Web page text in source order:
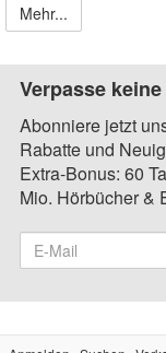
Mehr...
Verpasse
Abonniere jetzt
Rabatte und
Extra-Bonus: 60
Mio. Hörbücher &